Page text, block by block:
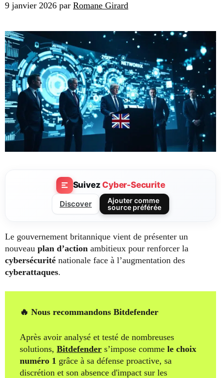
9 janvier 2026 par Romane Girard
SuivezCyber-Securite
Discover
Ajouter comme
source préférée
Le gouvernement britannique vient de présenter un
nouveau plan d’action ambitieux pour renforcer la
cybersécurité nationale face à l’augmentation des
cyberattaques.
🔥 Nous recommandons Bitdefender
Après avoir analysé et testé de nombreuses
solutions, Bitdefender s’impose comme le choix
numéro 1 grâce à sa défense proactive, sa
discrétion et son absence d'impact sur les